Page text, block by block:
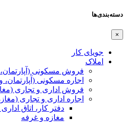
دسته‌بندی‌ها
×
جویای کار
املاک
فروش مسکونی (آپارتمان،
اجاره مسکونی (آپارتمان،
فروش اداری و تجاری
اجاره اداری و تجاری
دفتر کار، اتاق
مغازه و غرفه